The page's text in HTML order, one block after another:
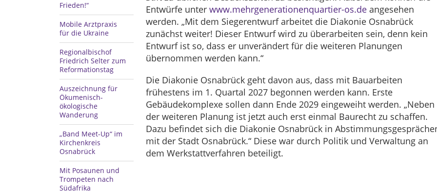
Frieden!“
Mobile Arztpraxis
für die Ukraine
Regionalbischof
Friedrich Selter zum
Reformationstag
Auszeichnung für
Ökumenisch-
ökologische
Wanderung
„Band Meet-Up“ im
Kirchenkreis
Osnabrück
Mit Posaunen und
Trompeten nach
Südafrika
Entwürfe unter www.mehrgenerationenquartier-os.deangesehen
werden. „Mit dem Siegerentwurf arbeitet die Diakonie Osnabrück
zunächst weiter! Dieser Entwurf wird zu überarbeiten sein, denn kein
Entwurf ist so, dass er unverändert für die weiteren Planungen
übernommen werden kann.“
Die Diakonie Osnabrück geht davon aus, dass mit Bauarbeiten
frühestens im 1. Quartal 2027 begonnen werden kann. Erste
Gebäudekomplexe sollen dann Ende 2029 eingeweiht werden. „Neben
der weiteren Planung ist jetzt auch erst einmal Baurecht zu schaffen.
Dazu befindet sich die Diakonie Osnabrück in
mit der Stadt Osnabrück.“ Diese war durch Politik und Verwaltung an
dem Werkstattverfahren beteiligt.